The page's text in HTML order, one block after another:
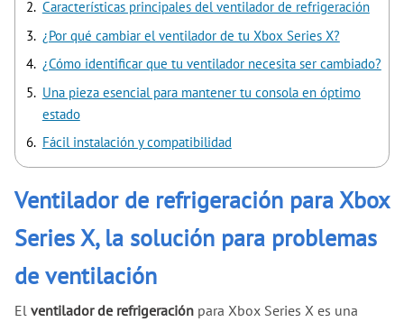
Características principales del ventilador de refrigeración
¿Por qué cambiar el ventilador de tu Xbox Series X?
¿Cómo identificar que tu ventilador necesita ser cambiado?
Una pieza esencial para mantener tu consola en óptimo
estado
Fácil instalación y compatibilidad
Ventilador de refrigeración para Xbox
Series X, la solución para problemas
de ventilación
El ventilador de refrigeración para Xbox Series X es una